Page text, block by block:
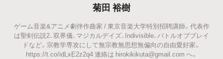
菊田 裕樹
ゲーム音楽&アニメ劇伴作曲家 / 東京音楽大学特別招聘講師。代表作
は聖剣伝説2、双界儀、マジカルデイズ、Indivisible、バトルオブブレイ
ドなど。宗教学専攻にして無宗教無思想無偏向の自由愛好家。
https://t.co/idLxE2z2q4 連絡は hirokikikuta@gmail.com へ。